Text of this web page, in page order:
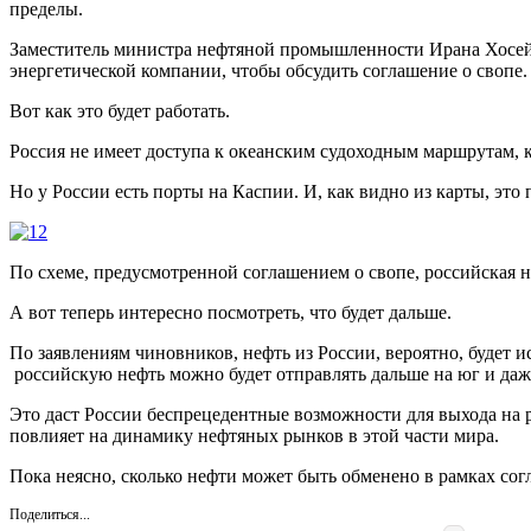
пределы.
Заместитель министра нефтяной промышленности Ирана
энергетической компании, чтобы обсудить соглашение о свопе.
Вот как это будет работать.
Россия не имеет доступа к океанским судоходным маршрутам,
Но у России есть порты на Каспии. И, как видно из карты,
По схеме, предусмотренной соглашением о свопе,
А вот теперь интересно посмотреть, что будет дальше.
По заявлениям чиновников, нефть из России, вероятно,
российскую нефть можно будет отправлять дальше на юг и
Это даст России беспрецедентные возможности для выхода
повлияет на динамику нефтяных рынков в этой части мира.
Пока неясно, сколько нефти может быть обменено в рамках
Поделиться...